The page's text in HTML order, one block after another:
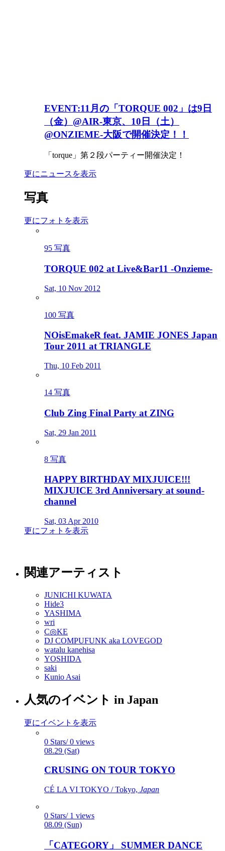
EVENT:11月の「TORQUE 002」は9日
（金）@AIR-東京、10日（土）
@ONZIEME-大阪で開催決定！！
「torque」第２段パーティー開催決定！
更にニュースを表示
写真
更にフォトを表示
95 写真
TORQUE 002 at Live&Bar11 -Onzieme-
Sat, 10 Nov 2012
100 写真
NOisEmakeR feat. JAMIE JONES Japan
Tour 2011 at TRIANGLE
Thu, 10 Feb 2011
14 写真
Club Zing Final Party at ZING
Sat, 29 Jan 2011
8 写真
HAPPY BIRTHDAY MIXJUICE!!!
MIXJUICE 3rd Anniversary at sound-
channel
Sat, 03 Apr 2010
更にフォトを表示
関連アーティスト
JUNICHI KUWATA
Hide3
YASHIMA
wri
C◎KE
DJ COMPUFUNK aka LOVEGOD
watalu kanehisa
YOSHIDA
saki
Kunio Asai
人気のイベント in Japan
更にイベントを表示
0 Stars/ 0 views
08.29 (Sat)
CRUSING ON TOUR TOKYO
CÉ LA VI TOKYO / Tokyo, Japan
0 Stars/ 1 views
08.09 (Sun)
「CATEGORY」 SUMMER DANCE